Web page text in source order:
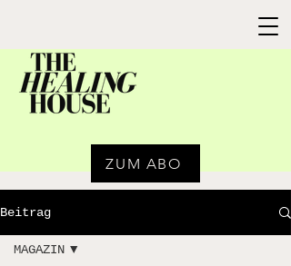
ZUM ABO
Beitrag
MAGAZIN